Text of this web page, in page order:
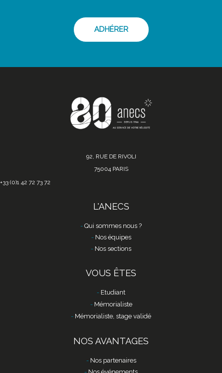
ADHÉRER
92, RUE DE RIVOLI
75004 PARIS
+33 (0)1 42 72 73 72
L'ANECS
Qui sommes nous ?
Nos équipes
Nos sections
VOUS ÊTES
Etudiant
Mémorialiste
Mémorialiste, stage validé
NOS AVANTAGES
Nos partenaires